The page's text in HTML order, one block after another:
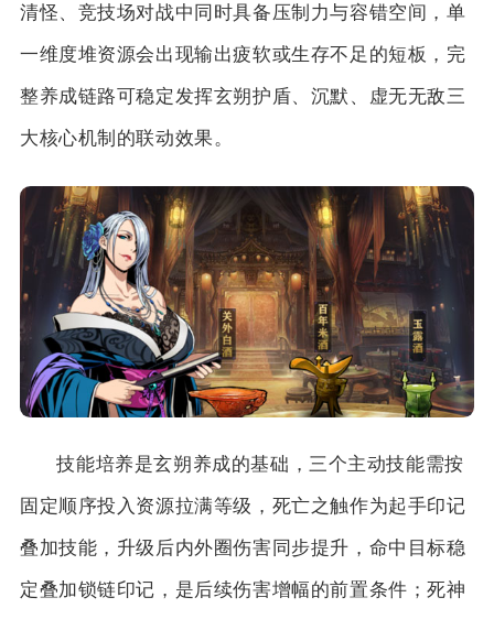
清怪、竞技场对战中同时具备压制力与容错空间，单
一维度堆资源会出现输出疲软或生存不足的短板，完
整养成链路可稳定发挥玄朔护盾、沉默、虚无无敌三
大核心机制的联动效果。
技能培养是玄朔养成的基础，三个主动技能需按
固定顺序投入资源拉满等级，死亡之触作为起手印记
叠加技能，升级后内外圈伤害同步提升，命中目标稳
定叠加锁链印记，是后续伤害增幅的前置条件；死神